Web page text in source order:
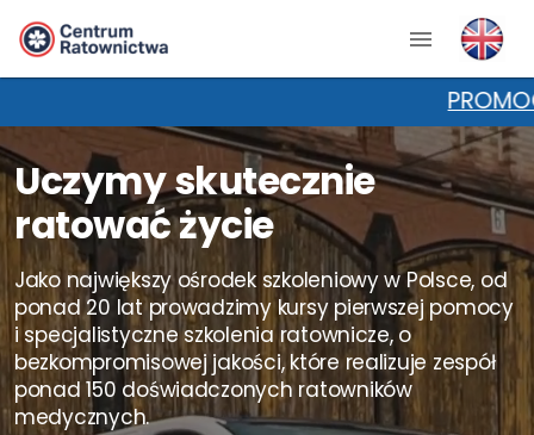
PROMOCJA NA KPP! Wpisz kod
Uczymy skutecznie
ratować życie
Jako największy ośrodek szkoleniowy w Polsce, od
ponad 20 lat prowadzimy kursy pierwszej pomocy
i specjalistyczne szkolenia ratownicze, o
bezkompromisowej jakości, które realizuje zespół
ponad 150 doświadczonych ratowników
medycznych.